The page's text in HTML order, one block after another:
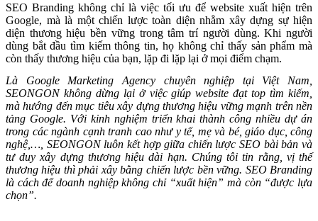
SEO Branding không chỉ là việc tối ưu để website xuất hiện trên
Google, mà là một chiến lược toàn diện nhằm xây dựng sự hiện
diện thương hiệu bền vững trong tâm trí người dùng. Khi người
dùng bắt đầu tìm kiếm thông tin, họ không chỉ thấy sản phẩm mà
còn thấy thương hiệu của bạn, lặp đi lặp lại ở mọi điểm chạm.
Là Google Marketing Agency chuyên nghiệp tại Việt Nam,
SEONGON không dừng lại ở việc giúp website đạt top tìm kiếm,
mà hướng đến mục tiêu xây dựng thương hiệu vững mạnh trên nền
tảng Google. Với kinh nghiệm triển khai thành công nhiều dự án
trong các ngành cạnh tranh cao như y tế, mẹ và bé, giáo dục, công
nghệ,…, SEONGON luôn kết hợp giữa chiến lược SEO bài bản và
tư duy xây dựng thương hiệu dài hạn. Chúng tôi tin rằng, vị thế
thương hiệu thì phải xây bằng chiến lược bền vững. SEO Branding
là cách để doanh nghiệp không chỉ “xuất hiện” mà còn “được lựa
chọn”.